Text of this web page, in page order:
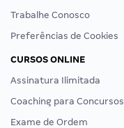
Trabalhe Conosco
Preferências de Cookies
CURSOS ONLINE
Assinatura Ilimitada
Coaching para Concursos
Exame de Ordem